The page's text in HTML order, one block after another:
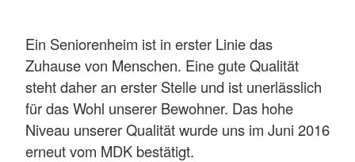
Ein Seniorenheim ist in erster Linie das
Zuhause von Menschen. Eine gute Qualität
steht daher an erster Stelle und ist unerlässlich
für das Wohl unserer Bewohner. Das hohe
Niveau unserer Qualität wurde uns im Juni 2016
erneut vom MDK bestätigt.